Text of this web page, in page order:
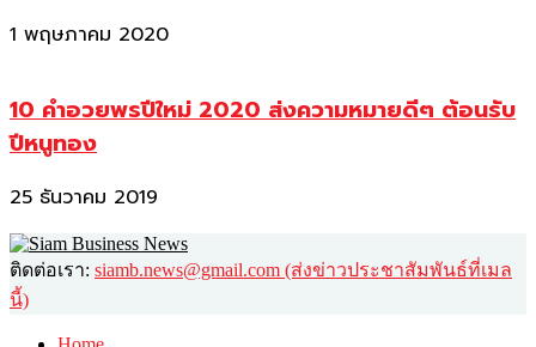
1 พฤษภาคม 2020
10 คำอวยพรปีใหม่ 2020 ส่งความหมายดีๆ ต้อนรับ
ปีหนูทอง
25 ธันวาคม 2019
ติดต่อเรา: siamb.news@gmail.com (ส่งข่าวประชาสัมพันธ์ที่เมล
นี้)